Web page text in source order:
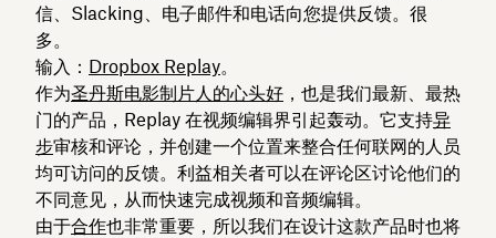
信、Slacking、电子邮件和电话向您提供反馈。很
多。
输入： Dropbox Replay。
作为圣丹斯电影制片人的心头好 ，也是我们最新、最热
门的产品，Replay 在视频编辑界引起轰动。它支持异
步审核和评论，并创建一个位置来整合任何联网的人员
均可访问的反馈。利益相关者可以在评论区讨论他们的
不同意见，从而快速完成视频和音频编辑。
由于合作也非常重要，所以我们在设计这款产品时也将